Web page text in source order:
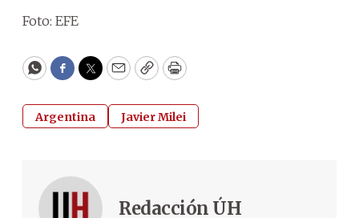
Foto: EFE
WhatsApp
Facebook
Twitter
EmailCopyPrint
Argentina Javier Milei
Redacción ÚH